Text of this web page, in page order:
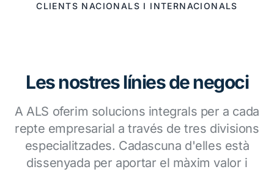
CLIENTS NACIONALS I INTERNACIONALS
Les nostres línies de negoci
A ALS oferim solucions integrals per a cada
repte empresarial a través de tres divisions
especialitzades. Cadascuna d'elles està
dissenyada per aportar el màxim valor i